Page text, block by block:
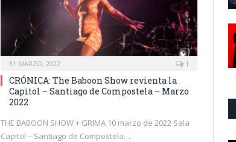
31 MARZO, 2022 1
CRÓNICA: The Baboon Show revienta la
Capitol – Santiago de Compostela – Marzo
2022
THE BABOON SHOW + GRIMA 10 marzo de 2022 Sala
Capitol – Santiago de Compostela…